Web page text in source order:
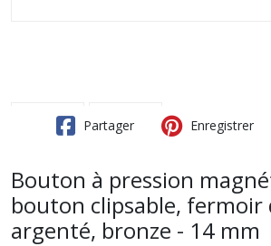
Partager Enregistrer
Bouton à pression
bouton clipsable, fermoir
argenté, bronze - 14 mm